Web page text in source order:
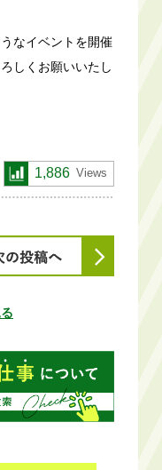
なイベントを開催
しくお願いいたし
1,886 Views